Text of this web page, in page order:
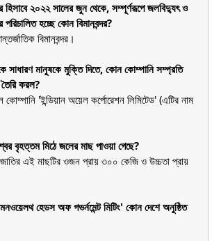
হিসাবে ২০২২ সালের জুন থেকে, সম্পূর্ণরূপে জলবিদ্যুৎ ও
হচ্ছে কোন বিমানবন্দর?
বিমানবন্দর।
সাধারণ মানুষকে মুক্তি দিতে, কোন কোম্পানি সম্প্রতি
করল?
কোম্পানি 'ইন্ডিয়ান অয়েল কর্পোরেশন লিমিটেড' (এটির নাম
বৃহত্তম মিঠে জলের মাছ পাওয়া গেছে?
এই মাছটির ওজন প্রায় ৩০০ কেজি ও উচ্চতা প্রায়
হেডস অফ গভর্নমেন্ট মিটিং' কোন দেশে অনুষ্ঠিত